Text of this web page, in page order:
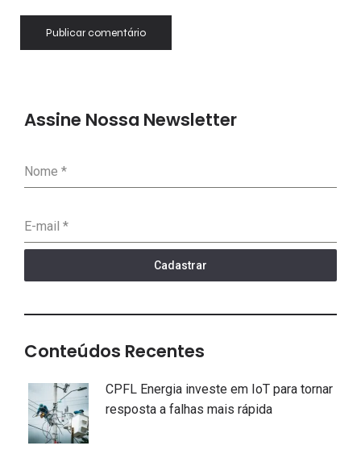
Assine Nossa Newsletter
Nome *
E-mail *
Cadastrar
Conteúdos Recentes
CPFL Energia investe em IoT para tornar
resposta a falhas mais rápida